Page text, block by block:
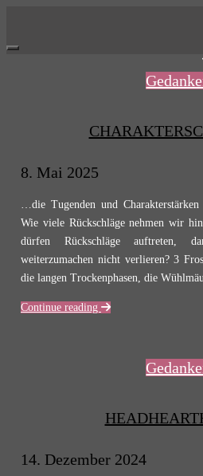
to
8. Mai 2025
…die Tugenden und
Wie viele Rückschläge nehmen wir
dürfen Rückschläge auftreten,
weiterzumachen nicht verlieren? 3
die langen Trockenphasen, die
Continue reading
14. Dezember 2024